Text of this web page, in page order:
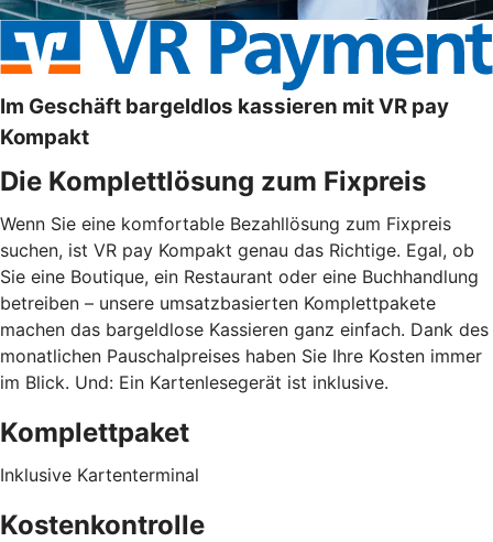
Im Geschäft bargeldlos kassieren mit VR pay
Kompakt
Die Komplettlösung zum Fixpreis
Wenn Sie eine komfortable Bezahllösung zum Fixpreis
suchen, ist VR pay Kompakt genau das Richtige. Egal, ob
Sie eine Boutique, ein Restaurant oder eine Buchhandlung
betreiben – unsere umsatzbasierten Komplettpakete
machen das bargeldlose Kassieren ganz einfach. Dank des
monatlichen Pauschalpreises haben Sie Ihre Kosten immer
im Blick. Und: Ein Kartenlesegerät ist inklusive.
Komplettpaket
Inklusive Kartenterminal
Kostenkontrolle